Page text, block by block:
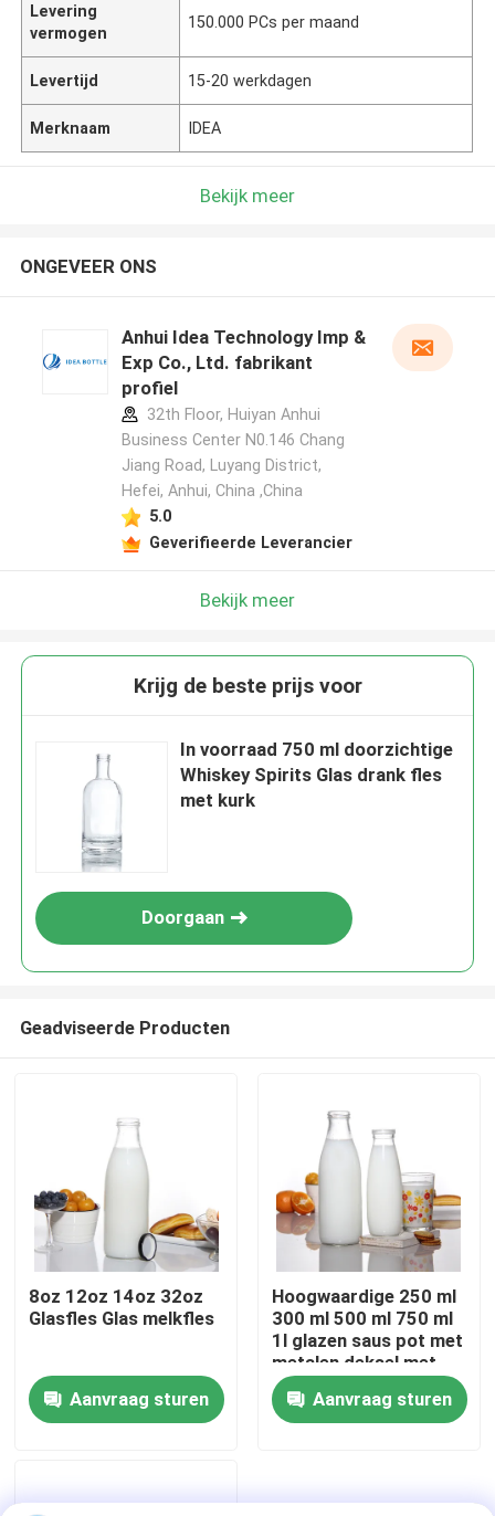
Over ons
Levering
vermogen
150.000 PCs per maand
Levertijd 15-20 werkdagen
Merknaam IDEA
Bekijk meer
ONGEVEER ONS
Anhui Idea Technology Imp &
Exp Co., Ltd. fabrikant
profiel
32th Floor, Huiyan Anhui
Business Center N0.146 Chang
Jiang Road, Luyang District,
Hefei, Anhui, China ,China
5.0
Geverifieerde Leverancier
Bekijk meer
Krijg de beste prijs voor
In voorraad 750 ml doorzichtige
Whiskey Spirits Glas drank fles
met kurk
Doorgaan
Geadviseerde Producten
8oz 12oz 14oz 32oz
Glasfles Glas melkfles
Aanvraag sturen
Hoogwaardige 250 ml
300 ml 500 ml 750 ml
1l glazen saus pot met
metalen deksel met
plastic deksel
Aanvraag sturen